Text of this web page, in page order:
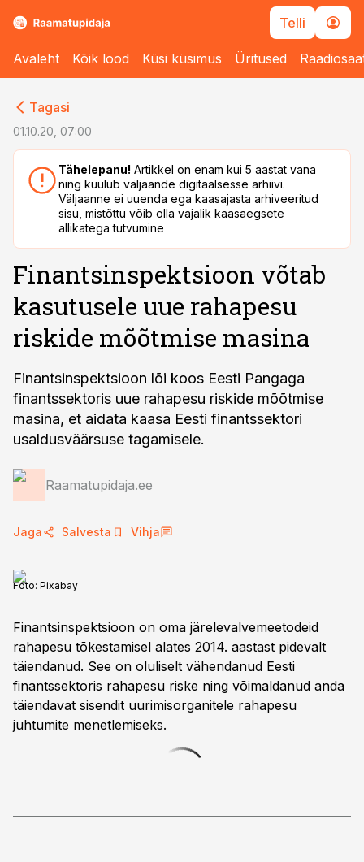
Telli
Avaleht Kõik lood Küsi küsimus Üritused
Tagasi
01.10.20, 07:00
Tähelepanu! Artikkel on enam kui 5 aastat vana
ning kuulub väljaande digitaalsesse arhiivi.
Väljaanne ei uuenda ega kaasajasta arhiveeritud
sisu, mistõttu võib olla vajalik kaasaegsete
allikatega tutvumine
Finantsinspektsioon võtab
kasutusele uue rahapesu
riskide mõõtmise masina
Finantsinspektsioon lõi koos Eesti Pangaga
finantssektoris uue rahapesu riskide mõõtmise
masina, et aidata kaasa Eesti finantssektori
usaldusväärsuse tagamisele.
Raamatupidaja.ee
Jaga Salvesta Vihja
Foto: Pixabay
Finantsinspektsioon on oma järelevalvemeetodeid
rahapesu tõkestamisel alates 2014. aastast pidevalt
täiendanud. See on oluliselt vähendanud Eesti
finantssektoris rahapesu riske ning võimaldanud anda
täiendavat sisendit uurimisorganitele rahapesu
juhtumite menetlemiseks.